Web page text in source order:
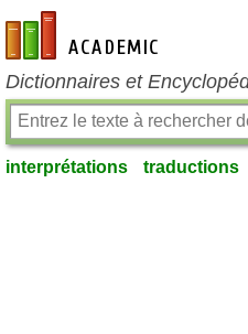
fr-academic.com
Dictionnaires et
interprétations traductions